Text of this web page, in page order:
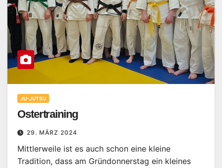
JU-JUTSU
Ostertraining
29. MÄRZ 2024
Mittlerweile ist es auch schon eine kleine
Tradition, dass am Gründonnerstag ein kleines